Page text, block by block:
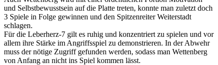
und Selbstbewusstsein auf die Platte treten, konnte man zuletzt doch
3 Spiele in Folge gewinnen und den Spitzenreiter Weiterstadt
schlagen.
Für die Leberherz-7 gilt es ruhig und konzentriert zu spielen und vor
allem ihre Stärke im Angriffsspiel zu demonstrieren. In der Abwehr
muss der nötige Zugriff gefunden werden, sodass man Wettenberg
von Anfang an nicht ins Spiel kommen lässt.